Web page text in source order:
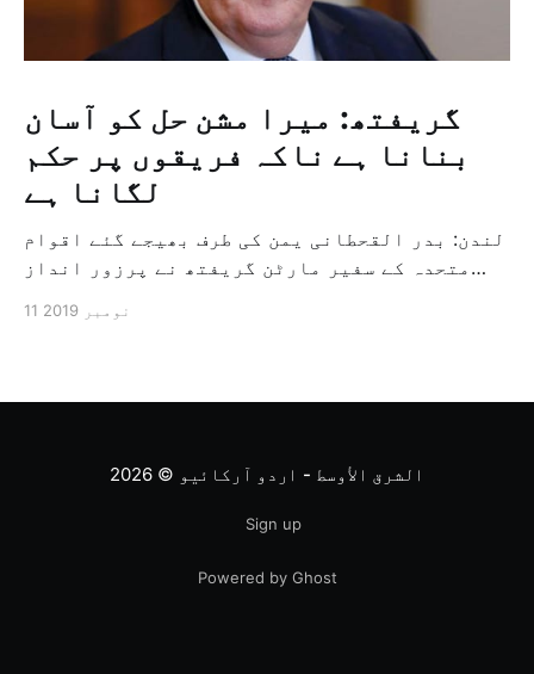
گریفتھ: میرا مشن حل کو آسان
بنانا ہے ناکہ فریقوں پر حکم
لگانا ہے
لندن: بدر القحطانی یمن کی طرف بھیجے گئے اقوام
متحدہ کے سفیر مارٹن گریفتھ نے پرزور انداز
ثالثی اور اس کشمکش کی حدبندی کرنے کے لئے ایک
11 نومبر 2019
الشرق الأوسط - اردو آرکائیو © 2026
Sign up
Powered by Ghost